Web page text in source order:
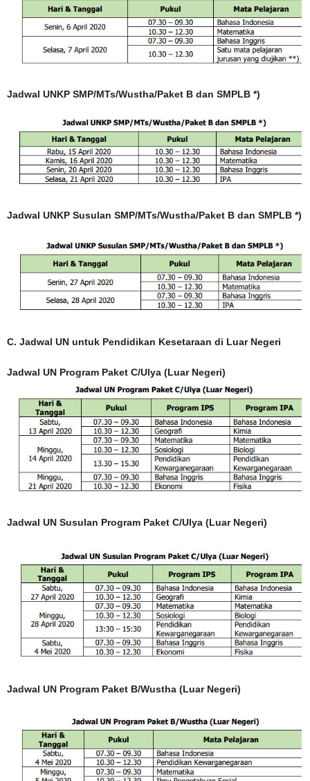
Jadwal UNKP SMP/MTs/Wustha/Paket B dan SMPLB *)
Jadwal UNKP Susulan SMP/MTs/Wustha/Paket B dan SMPLB *)
C. Jadwal UN untuk Pendidikan Kesetaraan di Luar Negeri
Jadwal UN Program Paket C/Ulya (Luar Negeri)
Jadwal UN Susulan Program Paket C/Ulya (Luar Negeri)
Jadwal UN Program Paket B/Wustha (Luar Negeri)